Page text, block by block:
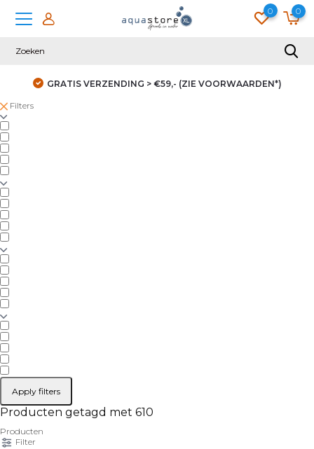
0 0
GRATIS VERZENDING > €59,- (ZIE VOORWAARDEN*)
Filters
Apply filters
Producten getagd met 610
Producten
Filter